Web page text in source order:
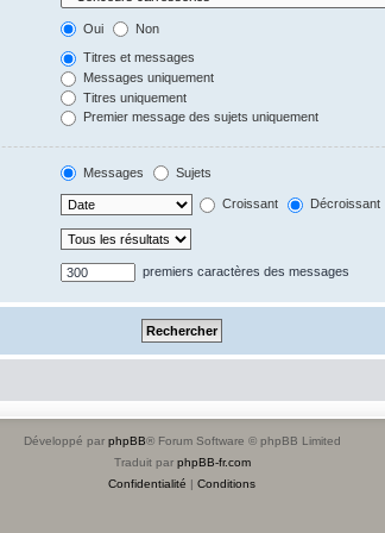
Oui Non
Titres et messages
Messages uniquement
Titres uniquement
Premier message des sujets uniquement
Messages Sujets
Croissant Décroissant
premiers caractères des messages
Développé par phpBB® Forum Software © phpBB Limited
Traduit par phpBB-fr.com
Confidentialité
Conditions